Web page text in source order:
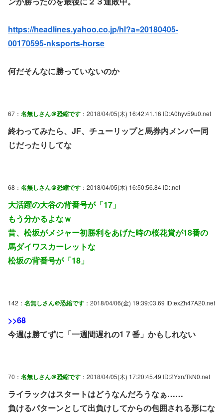
https://headlines.yahoo.co.jp/hl?a=20180405-
00170595-nksports-horse
何だそんなに勝っていないのか
67： 名無しさん＠恐縮です ：2018/04/05(木) 16:42:41.16 ID:A0hyv59u0.net
終わってみたら、JF、チューリップと馬券内メンバー同
じだったりしてな
68： 名無しさん＠恐縮です ：2018/04/05(木) 16:50:56.84 ID:.net
大活躍の大谷の背番号が「17」
もう分かるよなｗ
昔、松坂がメジャー初勝利をあげた時の桜花賞が18番の
馬ダイワスカーレットな
松坂の背番号が「18」
142： 名無しさん＠恐縮です ：2018/04/06(金) 19:39:03.69 ID:exZh47A20.net
>>68
今週は勝てずに「一週間遅れの1７番」かもしれない
70： 名無しさん＠恐縮です ：2018/04/05(木) 17:20:45.49 ID:2Yxn/TkN0.net
ライラックはスタートはどうなんだろうなぁ……
負けるパターンとして出負けしてからの包囲される形にな